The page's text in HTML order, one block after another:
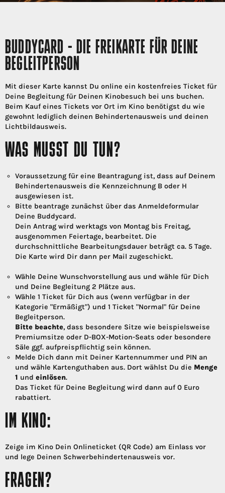
BUDDYCARD - DIE FREIKARTE FÜR DEINE
BEGLEITPERSON
Mit dieser Karte kannst Du online ein kostenfreies Ticket für
Deine Begleitung für Deinen Kinobesuch bei uns buchen.
Beim Kauf eines Tickets vor Ort im Kino benötigst du wie
gewohnt lediglich deinen Behindertenausweis und deinen
Lichtbildausweis.
WAS MUSST DU TUN?
Voraussetzung für eine Beantragung ist, dass auf Deinem
Behindertenausweis die Kennzeichnung B oder H
ausgewiesen ist.
Bitte beantrage zunächst über das Anmeldeformular
Deine Buddycard.
Dein Antrag wird werktags von Montag bis Freitag,
ausgenommen Feiertage, bearbeitet. Die
durchschnittliche Bearbeitungsdauer beträgt ca. 5 Tage.
Die Karte wird Dir dann per Mail zugeschickt.
Wähle Deine Wunschvorstellung aus und wähle für Dich
und Deine Begleitung 2 Plätze aus.
Wähle 1 Ticket für Dich aus (wenn verfügbar in der
Kategorie "Ermäßigt") und 1 Ticket "Normal" für Deine
Begleitperson.
Bitte beachte, dass besondere Sitze wie beispielsweise
Premiumsitze oder D-BOX-Motion-Seats oder besondere
Säle ggf. aufpreispflichtig sein können.
Melde Dich dann mit Deiner Kartennummer und PIN an
und wähle Kartenguthaben aus. Dort wählst Du die Menge
1 und einlösen.
Das Ticket für Deine Begleitung wird dann auf 0 Euro
rabattiert.
IM KINO:
Zeige im Kino Dein Onlineticket (QR Code) am Einlass vor
und lege Deinen Schwerbehindertenausweis vor.
FRAGEN?